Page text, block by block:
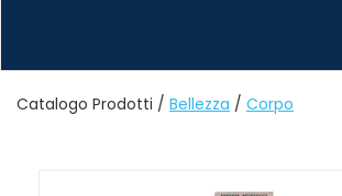
Catalogo Prodotti / Bellezza / Corpo